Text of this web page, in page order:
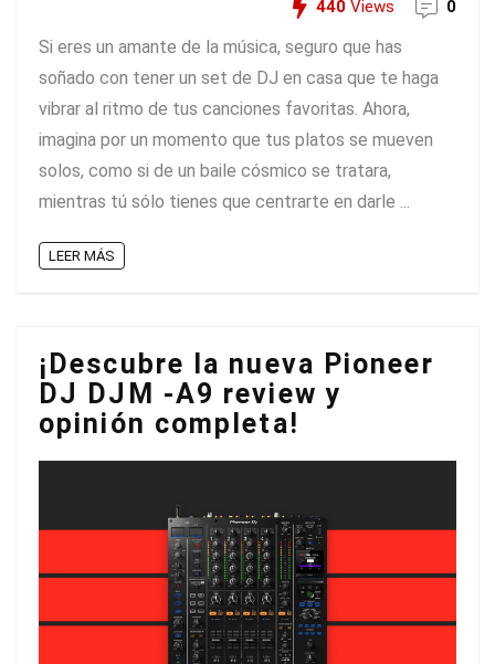
440 Views 0
Si eres un amante de la música, seguro que has
soñado con tener un set de DJ en casa que te haga
vibrar al ritmo de tus canciones favoritas. Ahora,
imagina por un momento que tus platos se mueven
solos, como si de un baile cósmico se tratara,
mientras tú sólo tienes que centrarte en darle ...
LEER MÁS
¡Descubre la nueva Pioneer
DJ DJM -A9 review y
opinión completa!